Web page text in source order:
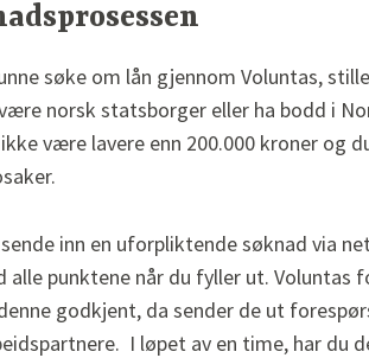
søke om lån gjennom Voluntas,
norsk statsborger eller ha bodd i
være lavere enn 200.000 kroner og
sende inn en uforpliktende søknad via
alle punktene når du fyller ut. Voluntas
godkjent, da sender de ut
I løpet av en time, har du